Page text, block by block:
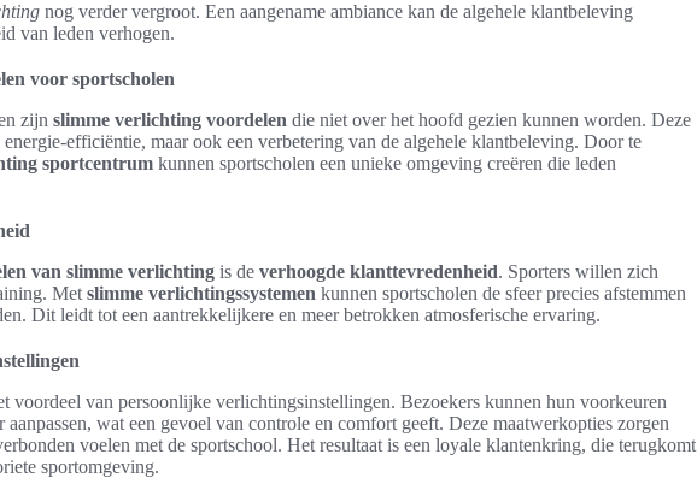
nog verder vergroot. Een aangename ambiance kan de algehele klantbeleving
van leden verhogen.
voor sportscholen
zijn slimme verlichting voordelen die niet over het hoofd gezien kunnen worden. Deze
efficiëntie, maar ook een verbetering van de algehele klantbeleving. Door te
sportcentrum kunnen sportscholen een unieke omgeving creëren die leden
van slimme verlichting is de verhoogde klanttevredenheid. Sporters willen zich
Met slimme verlichtingssystemen kunnen sportscholen de sfeer precies afstemmen
Dit leidt tot een aantrekkelijkere en meer betrokken atmosferische ervaring.
voordeel van persoonlijke verlichtingsinstellingen. Bezoekers kunnen hun voorkeuren
wat een gevoel van controle en comfort geeft. Deze maatwerkopties zorgen
voelen met de sportschool. Het resultaat is een loyale klantenkring, die terugkomt
sportomgeving.